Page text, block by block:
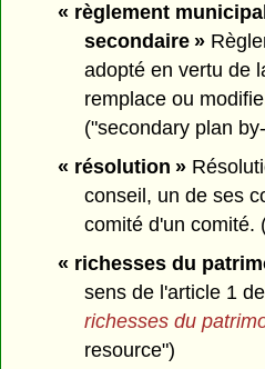
« règlement
secondaire »
adopté en vertu de
remplace ou
("secondary plan
« résolution »
conseil, un de ses
comité d'un comité.
« richesses du
sens de l'article 1
richesses du
resource")